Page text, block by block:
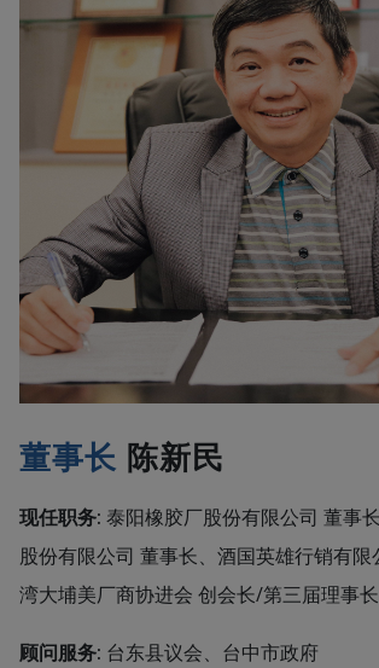
董事长 陈新民
现任职务: 泰阳橡胶厂股份有限公司 董事
股份有限公司 董事长、酒国英雄行销有限
湾大埔美厂商协进会 创会长/第三届理事长
顾问服务: 台东县议会、台中市政府